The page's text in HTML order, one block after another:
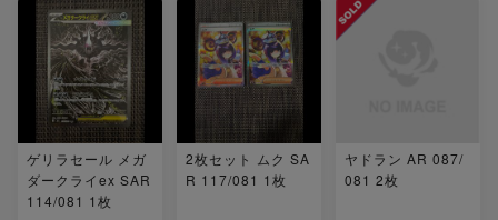
ゲリラセール メガ
ダークライex SAR
114/081 1枚
2枚セット ムク SA
R 117/081 1枚
ヤドラン AR 087/
081 2枚